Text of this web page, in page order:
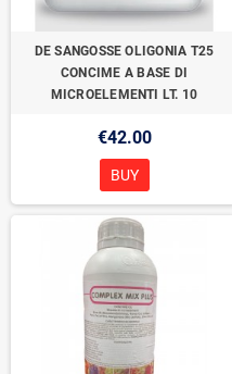
DE SANGOSSE OLIGONIA T25
CONCIME A BASE DI
MICROELEMENTI LT. 10
€42.00
BUY